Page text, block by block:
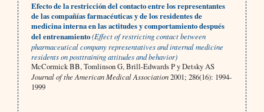
Efecto de la restricción del contacto entre los representantes
de las compañías farmacéuticas y de los residentes de
medicina interna en las actitudes y comportamiento después
del entrenamiento(Effect of restricting contact between
pharmaceutical company representatives and internal medicine
residents on posttraining attitudes and behavior)
McCormick BB, Tomlinson G, Brill-Edwards P y Detsky AS
Journal of the American Medical Association2001; 286(16): 1994-
1999